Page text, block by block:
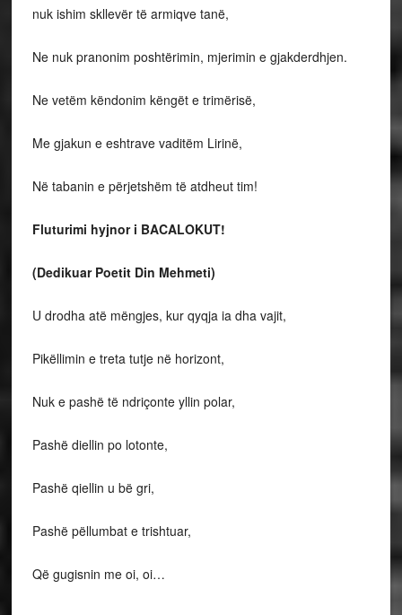
nuk ishim skllevër të armiqve tanë,
Ne nuk pranonim poshtërimin, mjerimin e gjakderdhjen.
Ne vetëm këndonim këngët e trimërisë,
Me gjakun e eshtrave vaditëm Lirinë,
Në tabanin e përjetshëm të atdheut tim!
Fluturimi hyjnor i BACALOKUT!
(Dedikuar Poetit Din Mehmeti)
U drodha atë mëngjes, kur qyqja ia dha vajit,
Pikëllimin e treta tutje në horizont,
Nuk e pashë të ndriçonte yllin polar,
Pashë diellin po lotonte,
Pashë qiellin u bë gri,
Pashë pëllumbat e trishtuar,
Që gugisnin me oi, oi…